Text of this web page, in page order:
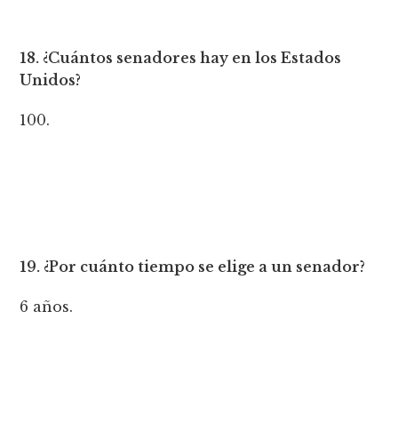
18. ¿Cuántos senadores hay en los Estados
Unidos?
100.
19. ¿Por cuánto tiempo se elige a un senador?
6 años.